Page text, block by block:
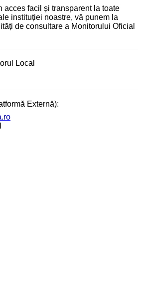
acces facil și transparent la toate
instituției noastre, vă punem la
de consultare a Monitorului Oficial
Local
Externă):